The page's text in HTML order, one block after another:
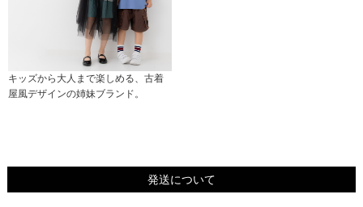
キッズから大人まで楽しめる、古着
屋風デザインの姉妹ブランド。
発送について